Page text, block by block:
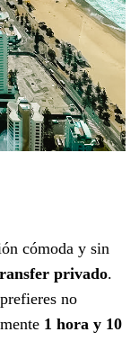
cómoda y sin
privado.
no
1 hora y 10